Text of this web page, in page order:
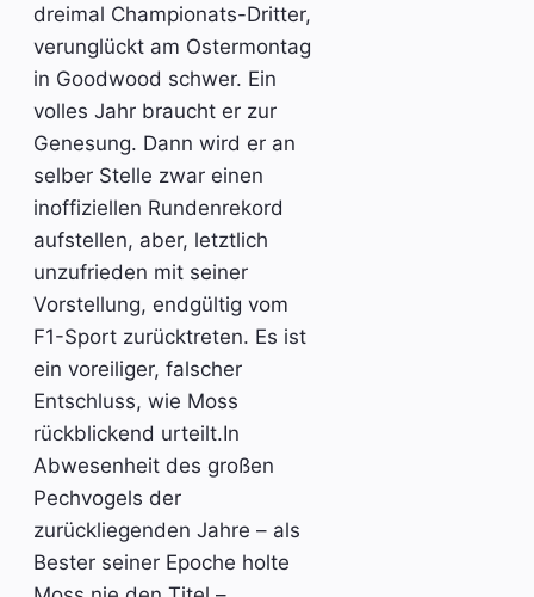
dreimal Championats-Dritter,
verunglückt am Ostermontag
in Goodwood schwer. Ein
volles Jahr braucht er zur
Genesung. Dann wird er an
selber Stelle zwar einen
inoffiziellen Rundenrekord
aufstellen, aber, letztlich
unzufrieden mit seiner
Vorstellung, endgültig vom
F1-Sport zurücktreten. Es ist
ein voreiliger, falscher
Entschluss, wie Moss
rückblickend urteilt.In
Abwesenheit des großen
Pechvogels der
zurückliegenden Jahre – als
Bester seiner Epoche holte